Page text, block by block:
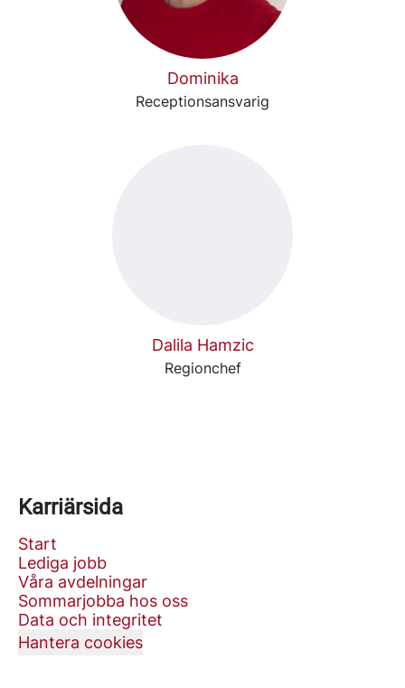
Dominika
Receptionsansvarig
Dalila Hamzic
Regionchef
Karriärsida
Start
Lediga jobb
Våra avdelningar
Sommarjobba hos oss
Data och integritet
Hantera cookies